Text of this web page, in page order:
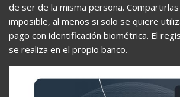
de ser de la misma persona.
imposible, al menos si solo se quiere
pago con identificación biométrica. El
se realiza en el propio banco.